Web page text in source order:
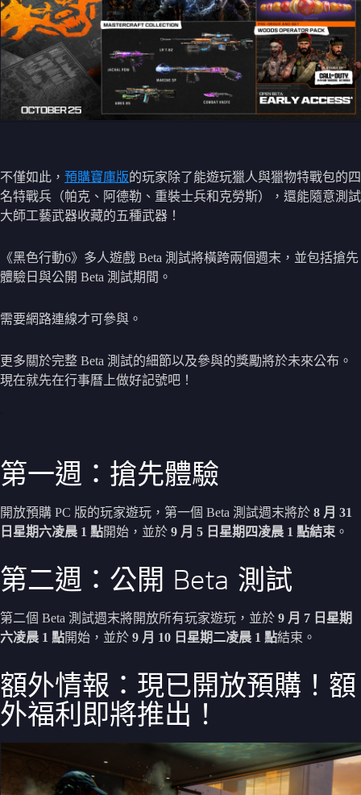
不僅如此， 預購寶庫版的玩家除了能遊玩獵人與獵物特戰包的四
名特戰兵（帕克、阿德勒、重裝士兵和克勞斯），還能隨意測試
大師工藝武器收藏的五種武器！
《黑色行動6》多人遊戲 Beta 測試將橫跨兩個週末，並包括搶先
體驗日與公開 Beta 測試期間。
需要網路連線才可參與。
更多關於完整 Beta 測試的細節以及參與的獎勵將於未來公布。
現在就先在行事曆上做好記號吧！
第一週：搶先體驗
開放預購 PC 版的玩家遊玩，第一個 Beta 測試週末將於 8 月 31
日星期六凌晨 1 點開始，並於 9 月 5 日星期四凌晨 1 點結束 。
第二週：公開 Beta 測試
第二個 Beta 測試週末將開放所有玩家遊玩，並於 9 月 7 日星期
六凌晨 1 點開始，並於 9 月 10 日星期二凌晨 1 點結束。
額外情報：現已開放預購！額
外福利即將推出！